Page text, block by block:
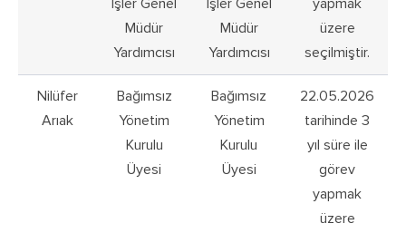
İşler Genel
Müdür
Yardımcısı
İşler Genel
Müdür
Yardımcısı
yapmak
üzere
seçilmiştir.
Nilüfer
Arıak
Bağımsız
Yönetim
Kurulu
Üyesi
Bağımsız
Yönetim
Kurulu
Üyesi
22.05.2026
tarihinde 3
yıl süre ile
görev
yapmak
üzere